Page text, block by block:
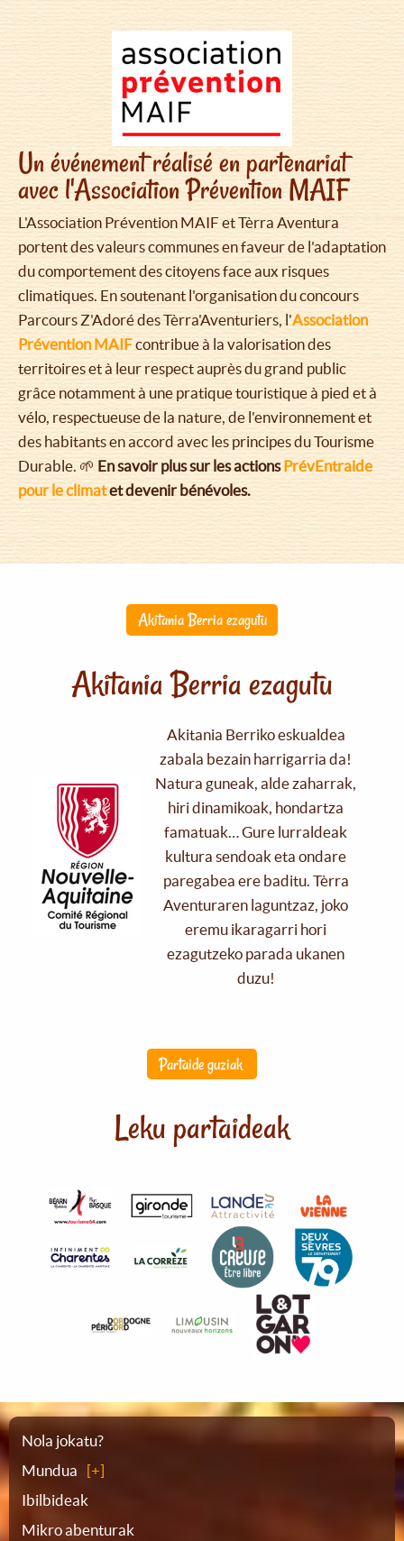
Un événement réalisé en partenariat
avec l'Association Prévention MAIF
L'Association Prévention MAIF et Tèrra Aventura
portent des valeurs communes en faveur de l'adaptation
du comportement des citoyens face aux risques
climatiques. En soutenant l'organisation du concours
Parcours Z'Adoré des Tèrra'Aventuriers, l'Association
Prévention MAIFcontribue à la valorisation des
territoires et à leur respect auprès du grand public
grâce notamment à une pratique touristique à pied et à
vélo, respectueuse de la nature, de l'environnement et
des habitants en accord avec les principes du Tourisme
Durable. 🌱 En savoir plus sur les actionsPrévEntraide
pour le climatet devenir bénévoles.
Akitania Berria ezagutu
Akitania Berria ezagutu
Akitania Berriko eskualdea
zabala bezain harrigarria da!
Natura guneak, alde zaharrak,
hiri dinamikoak, hondartza
famatuak… Gure lurraldeak
kultura sendoak eta ondare
paregabea ere baditu. Tèrra
Aventuraren laguntzaz, joko
eremu ikaragarri hori
ezagutzeko parada ukanen
duzu!
Partaide guziak
Leku partaideak
Webgunearen
planoa
Nola jokatu?
Mundua
Ibilbideak
Mikro abenturak